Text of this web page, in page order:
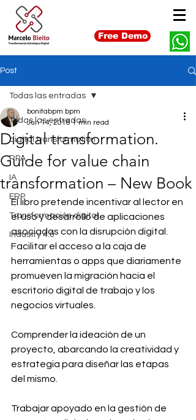
Free Demo
Post
Todas las entradas
digital transformation
RPA
IA
ERP
Transformación digital
Industry 4.0
Todas las entradas
Digital transformation.
Guide for value chain
transformation – New Book
bonitabpm bpm
Jun 14, 2018 1 min read
El libro pretende incentivar al lector en
el uso y desarrollo de aplicaciones
asociadas con la disrupción digital.
Facilitar el acceso a la caja de
herramientas o apps que diariamente
promueven la migración hacia el
escritorio digital de trabajo y los
negocios virtuales.
Comprender la ideación de un
proyecto, abarcando la creatividad y
estrategia para diseñar las etapas
del mismo.
Trabajar apoyado en la gestión de